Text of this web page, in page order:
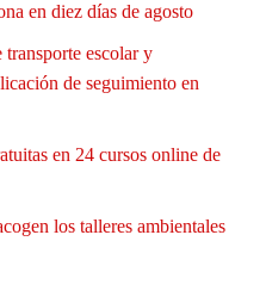
en diez días de agosto
escolar y
de seguimiento en
en 24 cursos online de
los talleres ambientales